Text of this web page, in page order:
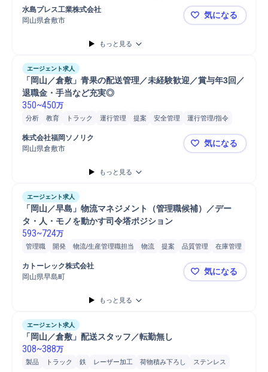
品質管理
自動車/輸送機器
自動車部品/輸送機器部品製造
自動車部品
発注
調達物流手配/管理
調達コンサルティング
海外での購買調達
岡山県倉敷市
「岡山／倉
気になる
もっと見る
エージェント求人
「岡山／倉敷」青果の配送管理／未経験歓迎／賞与年3回／
退職金・手当など充実◎
350~450万
分析 教育 トラック 運行管理 提案 安全管理
運行管理/指令
SCM/生産管理/購買/物流
自動車
棚卸 マネジメント
自動車/輸送機器
株式会社福岡ソノリク
岡山県倉敷市
「岡山／倉
気になる
もっと見る
エージェント求人
「岡山／早島」物流マネジメント（管理職候補）／デー
593~724万
管理職 開発 物流/生産管理職担当 物流 提案 品質管理
在庫管理
SCM/生産管理/購買/物流
マネジメント
倉庫管理
運行管理者 運行管理/指令
カトーレック株式会社
岡山県早島町
「岡山／早
気になる
もっと見る
エージェント求人
「岡山／倉敷」配送スタッフ／転勤無し
308~388万
製品 トラック 鉄 レーザー加工 荷物積み下ろし
ステンレス